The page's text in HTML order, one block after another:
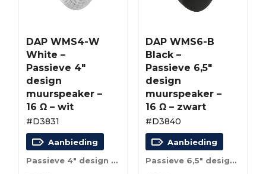
DAP WMS4-W
White –
Passieve 4″
design
muurspeaker –
16 Ω – wit
#D3831
Aanbieding
Passieve 4″ design muurspeaker – 16 Ω – wit
DAP WMS6-B
Black –
Passieve 6,5″
design
muurspeaker –
16 Ω – zwart
#D3840
Aanbieding
Passieve 6,5″ design muurspeaker – 16 Ω – zwart